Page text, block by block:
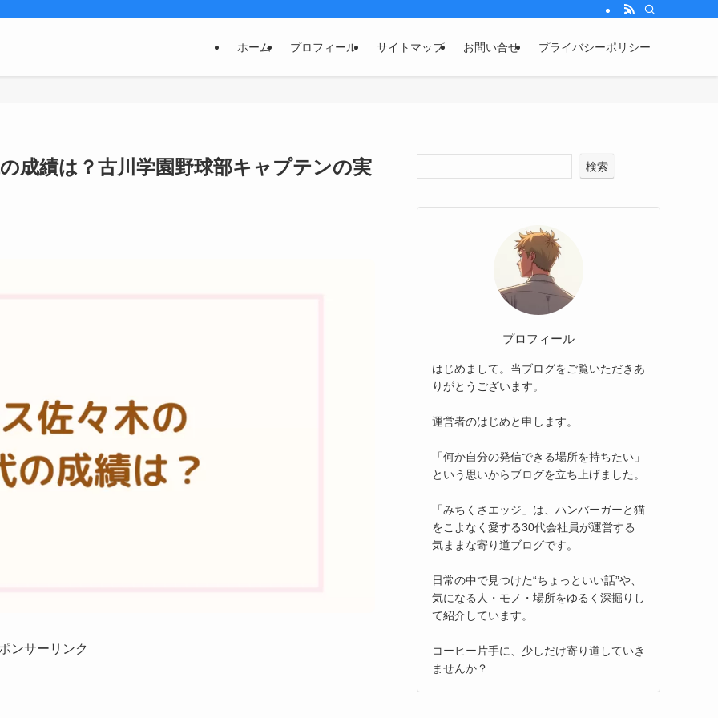
ホーム プロフィール サイトマップ お問い合せ プライバシーポリシー
成績は？古川学園野球部キャプテンの実
ンサーリンク
検索
プロフィール
はじめまして。当ブログをご覧いただきあ
りがとうございます。
運営者のはじめと申します。
「何か自分の発信できる場所を持ちたい」
という思いからブログを立ち上げました。
「みちくさエッジ」は、ハンバーガーと猫
をこよなく愛する30代会社員が運営する
気ままな寄り道ブログです。
日常の中で見つけた“ちょっといい話”や、
気になる人・モノ・場所をゆるく深掘りし
て紹介しています。
コーヒー片手に、少しだけ寄り道していき
ませんか？